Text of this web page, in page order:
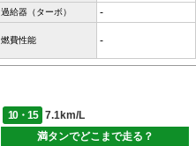
過給器（ターボ） -
燃費性能 -
10・15
7.1km/L
満タンでどこまで走る？